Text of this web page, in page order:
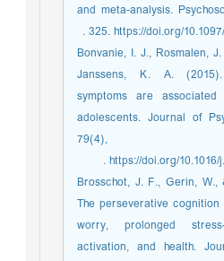
and meta-analysis.
325. https://doi.org/
Bonvanie, I. J., Rosmalen,
Janssens, K. A.
symptoms are
adolescents. Journal of
79(4),
https://doi.org/
Brosschot, J. F., Gerin,
The perseverative
worry, prolonged
activation, and health.